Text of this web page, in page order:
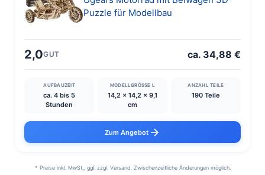
Puzzle für Modellbau
2,0GUT ca. 34,88 €
AUFBAUZEIT
ca. 4 bis 5
Stunden
MODELLGRÖSSE L
14,2 x 14,2 x 9,1
cm
ANZAHL TEILE
190 Teile
Zum Angebot
* Preise inkl. MwSt., ggf. zzgl. Versand. Zwischenzeitliche Änderungen möglich.